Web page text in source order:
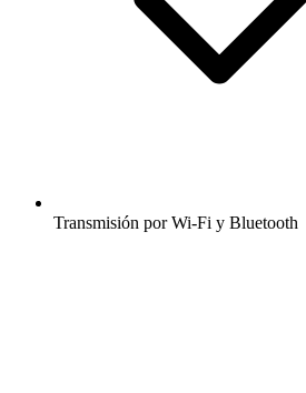
Transmisión por Wi-Fi y Bluetooth